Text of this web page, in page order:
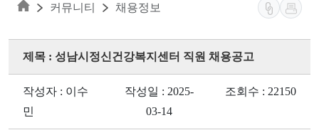
커뮤니티 채용정보
제목 : 성남시정신건강복지센터 직원 채용공고
작성자 : 이수
민
작성일 : 2025-
03-14
조회수 : 22150